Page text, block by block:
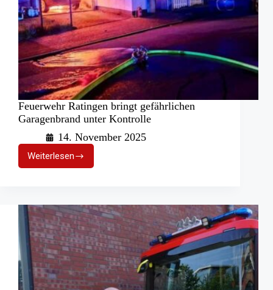
Feuerwehr Ratingen bringt gefährlichen
Garagenbrand unter Kontrolle
14. November 2025
WeiterlesenFeuerwehr
Ratingen
Garagenbrand
unter
Kontrolle